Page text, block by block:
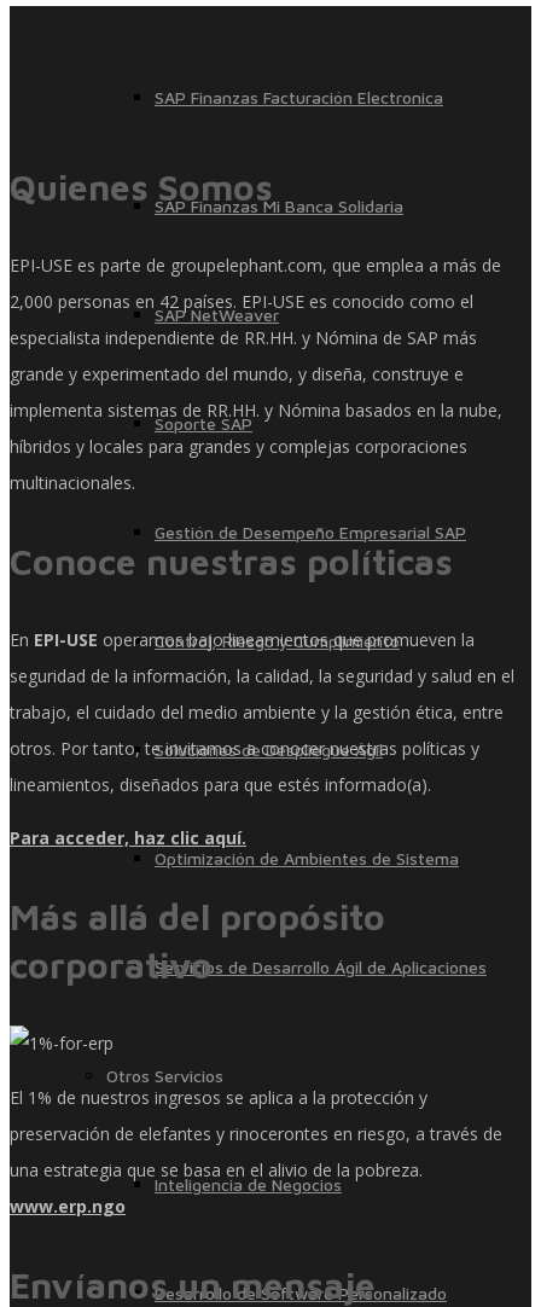
SAP Finanzas Facturación Electronica
SAP Finanzas Mi Banca Solidaria
SAP NetWeaver
Soporte SAP
Gestión de Desempeño Empresarial SAP
Control, Riesgo y Cumplimiento
Soluciones de Despliegue Ágil
Optimización de Ambientes de Sistema
Servicios de Desarrollo Ágil de Aplicaciones
Otros Servicios
Inteligencia de Negocios
Desarrollo de Software Personalizado
Quienes Somos
EPI-USE es parte de groupelephant.com, que emplea a más de
2,000 personas en 42 países. EPI-USE es conocido como el
especialista independiente de RR.HH. y Nómina de SAP más
grande y experimentado del mundo, y diseña, construye e
implementa sistemas de RR.HH. y Nómina basados ​​en la nube,
híbridos y locales para grandes y complejas corporaciones
multinacionales.
Conoce nuestras políticas
En EPI-USE operamos bajo lineamientos que promueven la
seguridad de la información, la calidad, la seguridad y salud en el
trabajo, el cuidado del medio ambiente y la gestión ética, entre
otros. Por tanto, te invitamos a conocer nuestras políticas y
lineamientos, diseñados para que estés informado(a).
Para acceder, haz clic aquí.
Más allá del propósito
corporativo
El 1% de nuestros ingresos se aplica a la protección y
preservación de elefantes y rinocerontes en riesgo, a través de
una estrategia que se basa en el alivio de la pobreza.
www.erp.ngo
Envíanos un mensaje